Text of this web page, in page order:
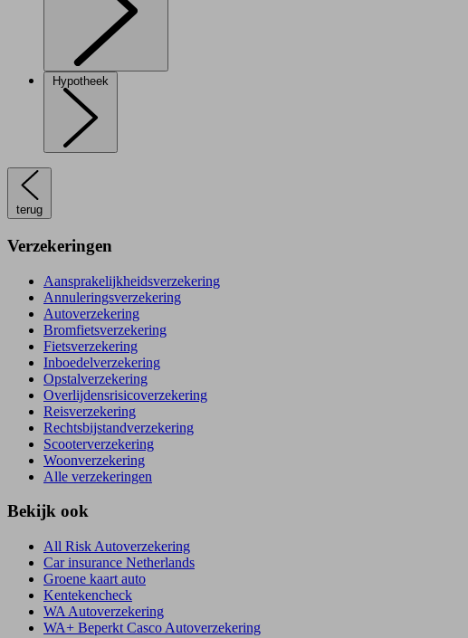
Hypotheek
terug
Verzekeringen
Aansprakelijkheidsverzekering
Annuleringsverzekering
Autoverzekering
Bromfietsverzekering
Fietsverzekering
Inboedelverzekering
Opstalverzekering
Overlijdensrisicoverzekering
Reisverzekering
Rechtsbijstandverzekering
Scooterverzekering
Woonverzekering
Alle verzekeringen
Bekijk ook
All Risk Autoverzekering
Car insurance Netherlands
Groene kaart auto
Kentekencheck
WA Autoverzekering
WA+ Beperkt Casco Autoverzekering